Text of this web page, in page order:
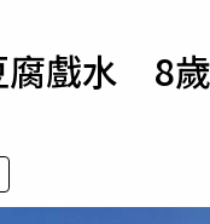
腐戲水 8